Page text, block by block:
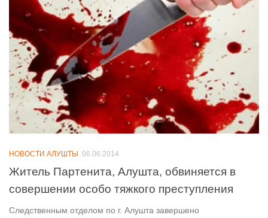
НОВОСТИ АЛУШТЫ 06.06.2014
Житель Партенита, Алушта, обвиняется в
совершении особо тяжкого преступления
Следственным отделом по г. Алушта завершено